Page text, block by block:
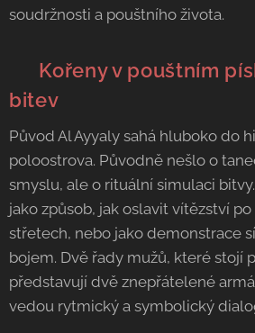
soudržnosti a pouštního života.
⚔️ Kořeny v pouštním
bitev
Původ Al Ayyaly sahá hluboko do
poloostrova. Původně nešlo o
smyslu, ale o rituální simulaci
jako způsob, jak oslavit vítězství
střetech, nebo jako demonstrace
bojem. Dvě řady mužů, které stojí
představují dvě znepřátelené
vedou rytmický a symbolický